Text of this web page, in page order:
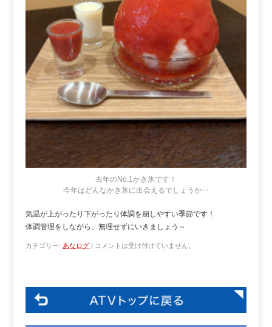
去年のNo.1かき氷です！
今年はどんなかき氷に出会えるでしょうか‥
気温が上がったり下がったり体調を崩しやすい季節です！
体調管理をしながら、無理せずにいきましょう～
カテゴリー: あなログ | コメントは受け付けていません。